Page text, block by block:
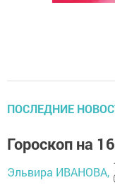
ПОСЛЕДНИЕ
Гороскоп на
Эльвира ИВАНОВА,